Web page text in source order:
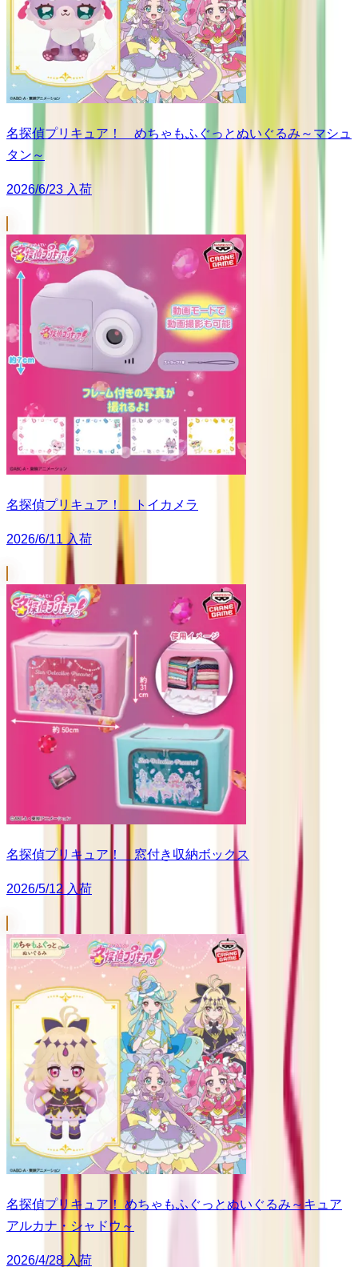
名探偵プリキュア！ めちゃもふぐっとぬいぐるみ～マシュ
タン～
2026/6/23 入荷
名探偵プリキュア！ トイカメラ
2026/6/11 入荷
名探偵プリキュア！ 窓付き収納ボックス
2026/5/12 入荷
名探偵プリキュア！ めちゃもふぐっとぬいぐるみ～キュア
アルカナ・シャドウ～
2026/4/28 入荷